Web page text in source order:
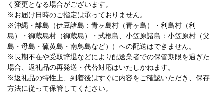
く変更となる場合がございます。
※お届け日時のご指定は承っておりません。
※沖縄・離島（伊豆諸島：青ヶ島村（青ヶ島）・利島村（利
島）・御蔵島村（御蔵島）・式根島、小笠原諸島：小笠原村（父
島・母島・硫黄島・南鳥島など））への配送はできません。
※長期不在や受取辞退などにより配送業者での保管期限を過ぎた
場合、返礼品の再発送・代替対応はいたしかねます。
※返礼品の特性上、到着後はすぐに内容をご確認いただき、保存
方法に従って保管してください。